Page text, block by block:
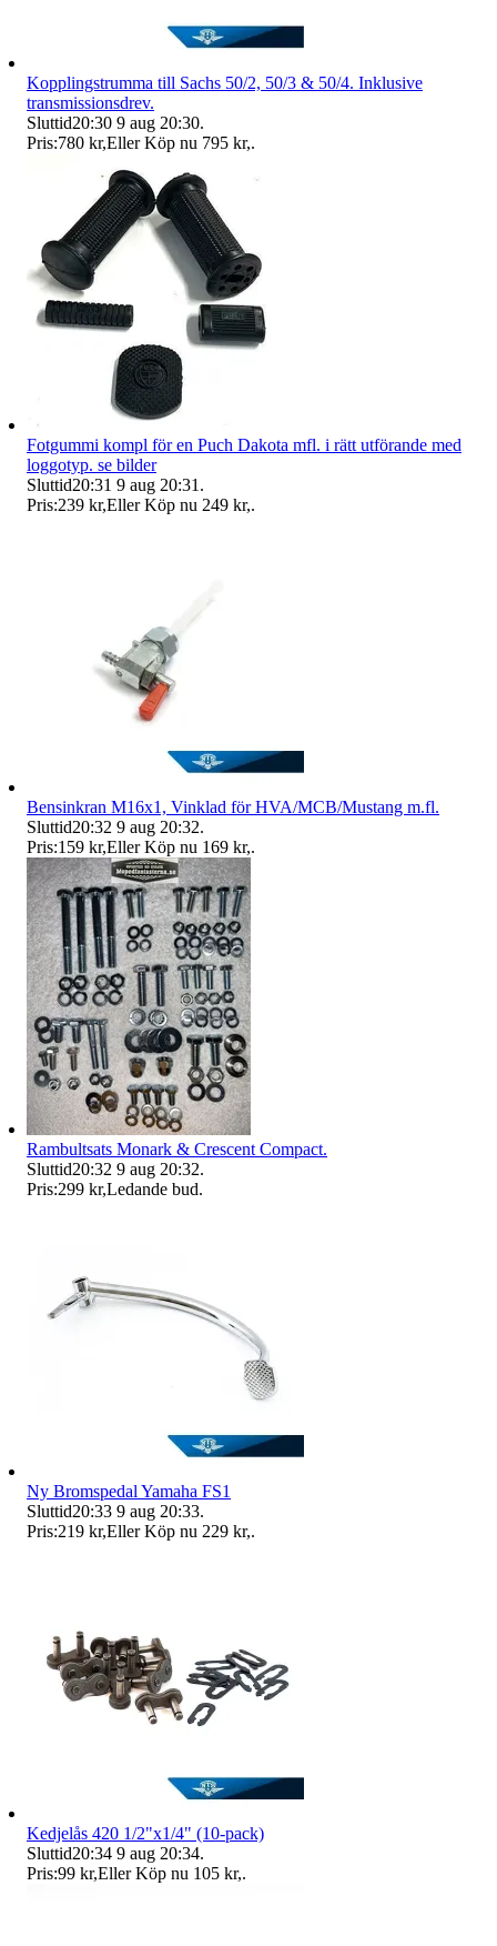
Kopplingstrumma till Sachs 50/2, 50/3 & 50/4. Inklusive
transmissionsdrev.
Sluttid20:30 9 aug 20:30.
Pris:780 kr,Eller Köp nu 795 kr,.
Fotgummi kompl för en Puch Dakota mfl. i rätt utförande med
loggotyp. se bilder
Sluttid20:31 9 aug 20:31 .
Pris:239 kr,Eller Köp nu 249 kr,.
Bensinkran M16x1, Vinklad för HVA/MCB/Mustang m.fl.
Sluttid20:32 9 aug 20:32.
Pris:159 kr,Eller Köp nu 169 kr,.
Rambultsats Monark & Crescent Compact.
Sluttid20:32 9 aug 20:32.
Pris:299 kr,Ledande bud.
Ny Bromspedal Yamaha FS1
Sluttid20:33 9 aug 20:33.
Pris:219 kr,Eller Köp nu 229 kr,.
Kedjelås 420 1/2"x1/4" (10-pack)
Sluttid20:34 9 aug 20:34.
Pris:99 kr,Eller Köp nu 105 kr,.